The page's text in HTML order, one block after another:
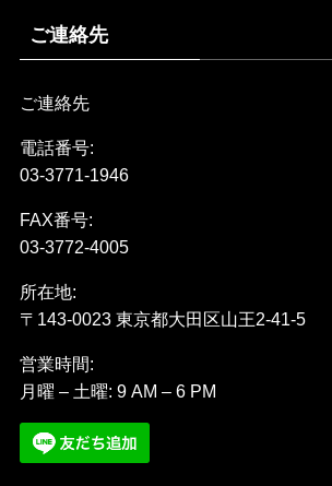
ご連絡先
ご連絡先
電話番号:
03-3771-1946
FAX番号:
03-3772-4005
所在地:
〒143-0023 東京都大田区山王2-41-5
営業時間:
月曜 – 土曜: 9 AM – 6 PM